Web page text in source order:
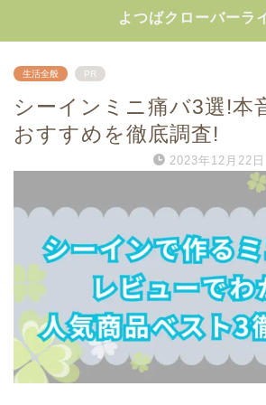
よつばクローバーラ
生活全般 PR
シーインミニ痛バ3選!本
おすすめを徹底調査!
2023年12月22日